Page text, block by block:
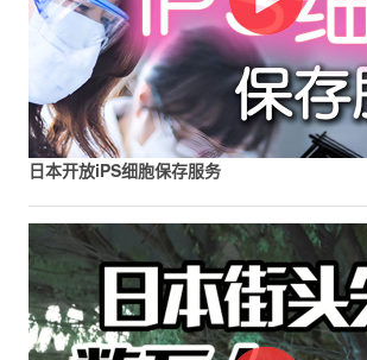
日本开放iPS细胞保存服务